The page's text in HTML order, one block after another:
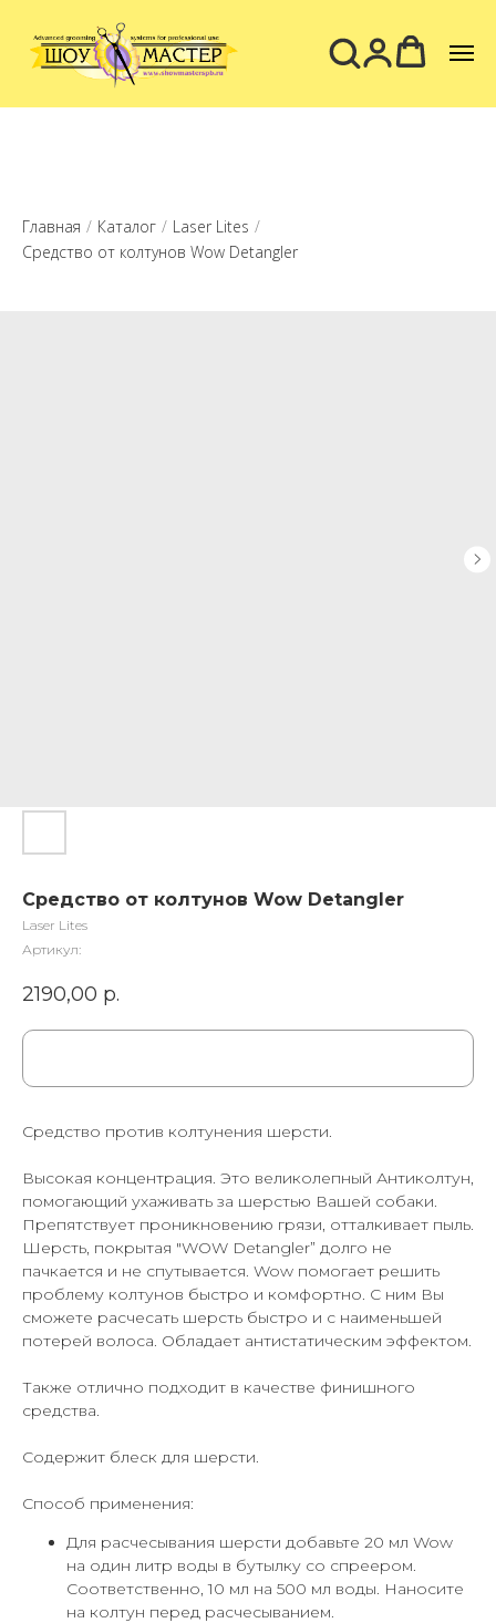
Главная / Каталог / Laser Lites /
Средство от колтунов Wow Detangler
Средство от колтунов Wow Detangler
Laser Lites
Артикул:
2190,00 р.
Cредство против колтунения шерсти.
Высокая концентрация. Это великолепный Антиколтун,
помогающий ухаживать за шерстью Вашей собаки.
Препятствует проникновению грязи, отталкивает пыль.
Шерсть, покрытая "WOW Detangler” долго не
пачкается и не спутывается. Wow помогает решить
проблему колтунов быстро и комфортно. С ним Вы
сможете расчесать шерсть быстро и с наименьшей
потерей волоса. Обладает антистатическим эффектом.
Также отлично подходит в качестве финишного
средства.
Содержит блеск для шерсти.
Способ применения:
Для расчесывания шерсти добавьте 20 мл Wow
на один литр воды в бутылку со спреером.
Соответственно, 10 мл на 500 мл воды. Наносите
на колтун перед расчесыванием.